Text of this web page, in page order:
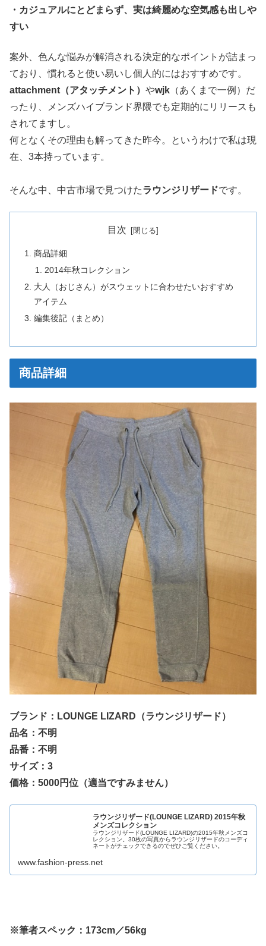
・カジュアルにとどまらず、実は綺麗めな空気感も出しや
すい
案外、色んな悩みが解消される決定的なポイントが詰まっ
ており、慣れると使い易いし個人的にはおすすめです。
attachment（アタッチメント） やwjk （あくまで一例）だ
ったり、メンズハイブランド界隈でも定期的にリリースも
されてますし。
何となくその理由も解ってきた昨今。というわけで私は現
在、3本持っています。
そんな中、中古市場で見つけたラウンジリザードです。
目次
商品詳細
2014年秋コレクション
大人（おじさん）がスウェットに合わせたいおすすめ
アイテム
編集後記（まとめ）
商品詳細
ブランド：LOUNGE LIZARD（ラウンジリザード）
品名：不明
品番：不明
サイズ：3
価格：5000円位（適当ですみません）
ラウンジリザード(LOUNGE LIZARD) 2015年秋
メンズコレクション
ラウンジリザード(LOUNGE LIZARD)の2015年秋メンズコ
レクション。30枚の写真からラウンジリザードのコーディ
ネートがチェックできるのでぜひご覧ください。
www.fashion-press.net
※筆者スペック：173cm／56kg